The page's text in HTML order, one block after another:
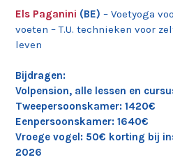
Els Paganini (BE) – Voetyoga
voeten – T.U. technieken voor
leven
Bijdragen:
Volpension, alle lessen en
Tweepersoonskamer: 1420€
Eenpersoonskamer: 1640€
Vroege vogel: 50€ korting bij
2026